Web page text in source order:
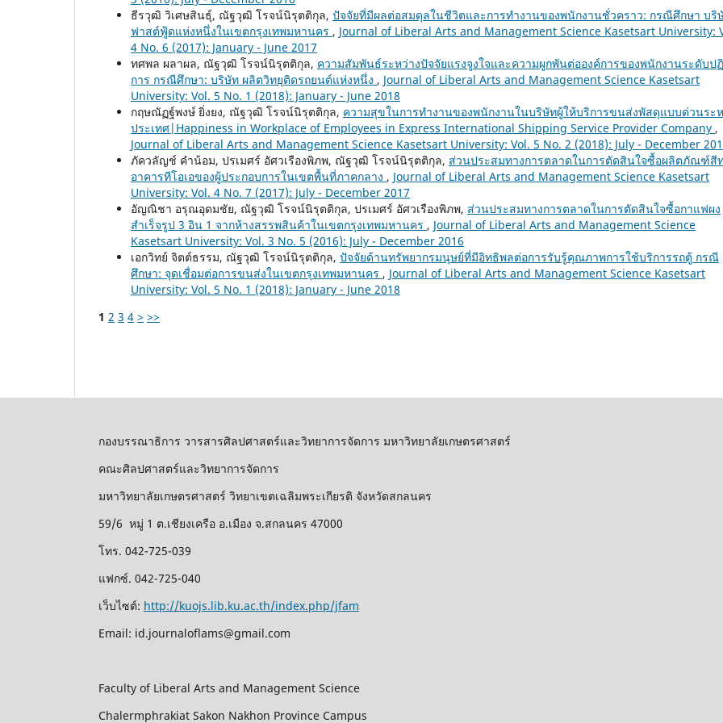
ธีรวุฒิ วิเศษสินธุ์, ณัฐวุฒิ โรจน์นิรุตติกุล, ปัจจัยที่มีผลต่อสมดุลในชีวิตและการทำงานของพนักงานชั่วคราว: กรณีศึกษา บริ
ฟาสต์ฟู้ดแห่งหนึ่งในเขตกรุงเทพมหานคร , Journal of Liberal Arts and Management Science Kasetsart University:
4 No. 6 (2017): January - June 2017
ทศพล ผลาผล, ณัฐวุฒิ โรจน์นิรุตติกุล, ความสัมพันธ์ระหว่างปัจจัยแรงจูงใจและความผูกพันต่อองค์การของพนักงานระดับป
การ กรณีศึกษา: บริษัท ผลิตวิทยุติดรถยนต์แห่งหนึ่ง , Journal of Liberal Arts and Management Science Kasetsart
University: Vol. 5 No. 1 (2018): January - June 2018
กฤษณัฏฐ์พงษ์ ยิ่งยง, ณัฐวุฒิ โรจน์นิรุตติกุล, ความสุขในการทำงานของพนักงานในบริษัทผู้ให้บริการขนส่งพัสดุแบบด่วนระ
ประเทศ|Happiness in Workplace of Employees in Express International Shipping Service Provider Company ,
Journal of Liberal Arts and Management Science Kasetsart University: Vol. 5 No. 2 (2018): July - December
ภัควลัญช์ คำน้อม, ปรเมศร์ อัศวเรืองพิภพ, ณัฐวุฒิ โรจน์นิรุตติกุล, ส่วนประสมทางการตลาดในการตัดสินใจซื้อผลิตภัณฑ์สี
อาคารทีโอเอของผู้ประกอบการในเขตพื้นที่ภาคกลาง , Journal of Liberal Arts and Management Science Kasetsart
University: Vol. 4 No. 7 (2017): July - December 2017
อัญณิชา อรุณอุดมชัย, ณัฐวุฒิ โรจน์นิรุตติกุล, ปรเมศร์ อัศวเรืองพิภพ, ส่วนประสมทางการตลาดในการตัดสินใจซื้อกาแฟผง
สำเร็จรูป 3 อิน 1 จากห้างสรรพสินค้าในเขตกรุงเทพมหานคร , Journal of Liberal Arts and Management Science
Kasetsart University: Vol. 3 No. 5 (2016): July - December 2016
เอกวิทย์ จิตต์ธรรม, ณัฐวุฒิ โรจน์นิรุตติกุล, ปัจจัยด้านทรัพยากรมนุษย์ที่มีอิทธิพลต่อการรับรู้คุณภาพการใช้บริการรถตู้ กรณี
ศึกษา: จุดเชื่อมต่อการขนส่งในเขตกรุงเทพมหานคร , Journal of Liberal Arts and Management Science Kasetsart
University: Vol. 5 No. 1 (2018): January - June 2018
1 2 3 4 > >>
กองบรรณาธิการ วารสารศิลปศาสตร์และวิทยาการจัดการ มหาวิทยาลัยเกษตรศาสตร์
คณะศิลปศาสตร์และวิทยาการจัดการ
มหาวิทยาลัยเกษตรศาสตร์ วิทยาเขตเฉลิมพระเกียรติ จังหวัดสกลนคร
59/6 หมู่ 1 ต.เชียงเครือ อ.เมือง จ.สกลนคร 47000
โทร. 042-725-039
แฟกซ์. 042-725-040
เว็บไซต์: http://kuojs.lib.ku.ac.th/index.php/jfam
Email: id.journaloflams@gmail.com
Faculty of Liberal Arts and Management Science
Chalermphrakiat Sakon Nakhon Province Campus